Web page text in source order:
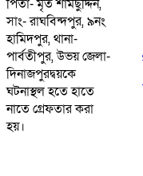
পিতা- মৃত শামছুদ্দিন,
সাং- রাঘবিন্দপুর, ৯নং
হামিদপুর, থানা-
পার্বতীপুর, উভয় জেলা-
দিনাজপুরদ্বয়কে
ঘটনাস্থল হতে হাতে
নাতে গ্রেফতার করা
হয়।